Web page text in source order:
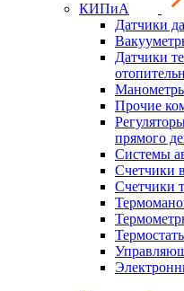
КИПиА
Датчики
Датчики
Прочие
прямого
Системы
Счетчики
Счетчики